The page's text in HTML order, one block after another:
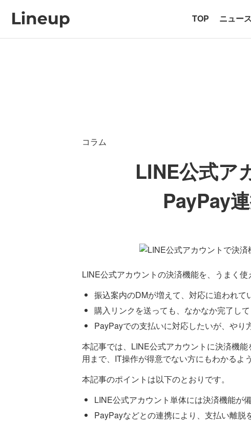
TOP ニュース
コラム
LINE公式ア
PayPay
LINE公式アカウントの決済機能を、うまく
振込案内のDMが増えて、対応に追われて
購入リンクを送っても、なかなか完了し
PayPayでの支払いに対応したいが、やり
本記事では、LINE公式アカウントに決済機
用まで、IT操作が得意でない方にもわかるよ
本記事のポイントは以下のとおりです。
LINE公式アカウント単体には決済機能が
PayPayなどとの連携により、支払い離脱